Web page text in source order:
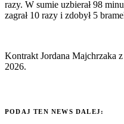
razy. W sumie uzbierał 98
zagrał 10 razy i zdobył 5
Kontrakt Jordana Majchrzaka
2026.
PODAJ TEN NEWS DALEJ: